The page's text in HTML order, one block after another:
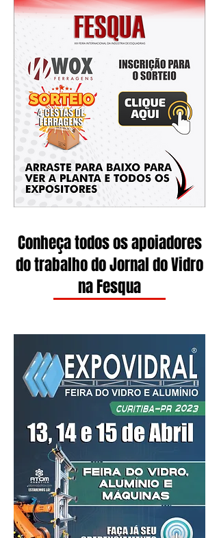
Conheça todos os apoiadores
do trabalho do Jornal do Vidro
na Fesqua